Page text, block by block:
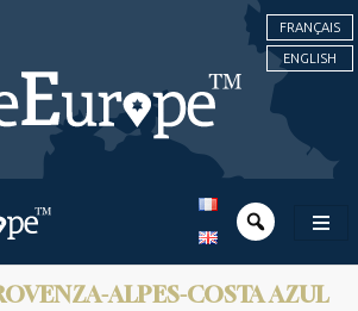
FRANÇAIS
ENGLISH
ALPES-COSTA AZUL